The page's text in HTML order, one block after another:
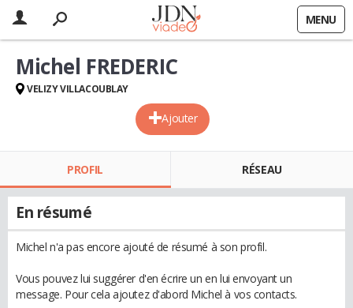
MENU
Ajouter
Michel FREDERIC
VELIZY VILLACOUBLAY
PROFIL RÉSEAU
En résumé
Michel n'a pas encore ajouté de résumé à son profil.
Vous pouvez lui suggérer d'en écrire un en lui envoyant un
message. Pour cela ajoutez d'abord Michel à vos contacts.